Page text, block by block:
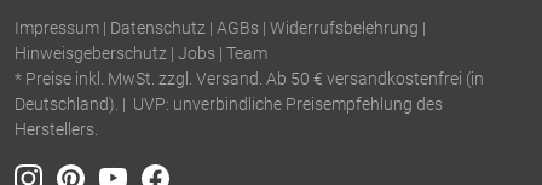
Impressum | Datenschutz | AGBs | Widerrufsbelehrung |
Hinweisgeberschutz | Jobs | Team
* Preise inkl. MwSt. zzgl. Versand. Ab 50 € versandkostenfrei (in
Deutschland). | UVP: unverbindliche Preisempfehlung des
Herstellers.